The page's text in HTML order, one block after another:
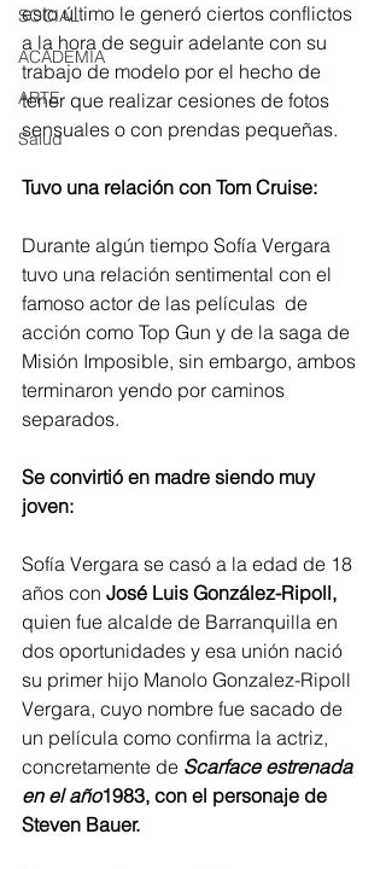
SOCIAL
ACADEMIA
ARTE
Salud
esto último le generó ciertos conflictos
a la hora de seguir adelante con su
trabajo de modelo por el hecho de
tener que realizar cesiones de fotos
sensuales o con prendas pequeñas.
Tuvo una relación con Tom Cruise:
Durante algún tiempo Sofía Vergara
tuvo una relación sentimental con el
famoso actor de las películas  de
acción como Top Gun y de la saga de
Misión Imposible, sin embargo, ambos
terminaron yendo por caminos
separados.
Se convirtió en madre siendo muy
joven:
Sofía Vergara se casó a la edad de 18
años con José Luis González-Ripoll,
quien fue alcalde de Barranquilla en
dos oportunidades y esa unión nació
su primer hijo Manolo Gonzalez-Ripoll
Vergara, cuyo nombre fue sacado de
un película como confirma la actriz,
concretamente de Scarface estrenada
en el año1983, con el personaje de
Steven Bauer.